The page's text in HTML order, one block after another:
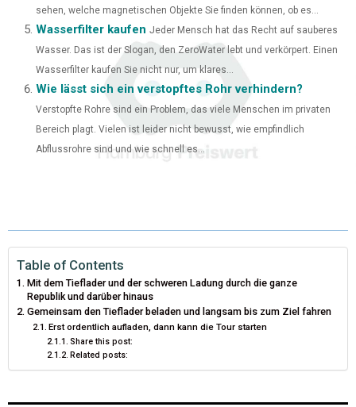
sehen, welche magnetischen Objekte Sie finden können, ob es...
Wasserfilter kaufen Jeder Mensch hat das Recht auf sauberes
Wasser. Das ist der Slogan, den ZeroWater lebt und verkörpert. Einen
Wasserfilter kaufen Sie nicht nur, um klares...
Wie lässt sich ein verstopftes Rohr verhindern?
Verstopfte Rohre sind ein Problem, das viele Menschen im privaten
Bereich plagt. Vielen ist leider nicht bewusst, wie empfindlich
Abflussrohre sind und wie schnell es...
Table of Contents
Mit dem Tieflader und der schweren Ladung durch die ganze
Republik und darüber hinaus
Gemeinsam den Tieflader beladen und langsam bis zum Ziel fahren
Erst ordentlich aufladen, dann kann die Tour starten
Share this post:
Related posts: